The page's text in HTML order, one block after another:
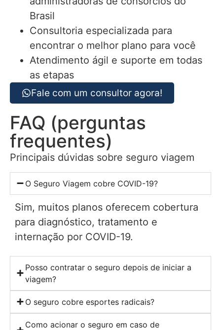
Brasil
Consultoria especializada para
encontrar o melhor plano para você
Atendimento ágil e suporte em todas
as etapas
Fale com um consultor agora!
FAQ (perguntas
frequentes)
Principais dúvidas sobre seguro viagem
O Seguro Viagem cobre COVID-19?
Sim, muitos planos oferecem cobertura
para diagnóstico, tratamento e
internação por COVID-19.
Posso contratar o seguro depois de iniciar a
viagem?
O seguro cobre esportes radicais?
Como acionar o seguro em caso de